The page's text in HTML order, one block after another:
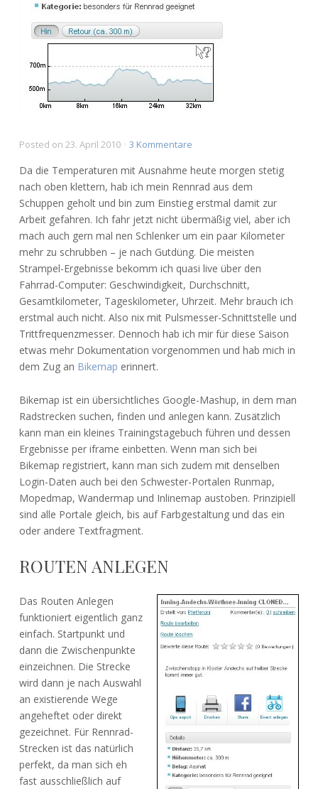
Posted on 23. April 2010 3 Kommentarezu
Bikemap
als
Tourplaner
Da die Temperaturen mit Ausnahme heute morgen stetig
nach oben klettern, hab ich mein Rennrad aus dem
Schuppen geholt und bin zum Einstieg erstmal damit zur
Arbeit gefahren. Ich fahr jetzt nicht übermäßig viel, aber ich
mach auch gern mal nen Schlenker um ein paar Kilometer
mehr zu schrubben – je nach Gutdüng. Die meisten
Strampel-Ergebnisse bekomm ich quasi live über den
Fahrrad-Computer: Geschwindigkeit, Durchschnitt,
Gesamtkilometer, Tageskilometer, Uhrzeit. Mehr brauch ich
erstmal auch nicht. Also nix mit Pulsmesser-Schnittstelle und
Trittfrequenzmesser. Dennoch hab ich mir für diese Saison
etwas mehr Dokumentation vorgenommen und hab mich in
dem Zug an Bikemap erinnert.
Bikemap ist ein übersichtliches Google-Mashup, in dem man
Radstrecken suchen, finden und anlegen kann. Zusätzlich
kann man ein kleines Trainingstagebuch führen und dessen
Ergebnisse per iframe einbetten. Wenn man sich bei
Bikemap registriert, kann man sich zudem mit denselben
Login-Daten auch bei den Schwester-Portalen Runmap,
Mopedmap, Wandermap und Inlinemap austoben. Prinzipiell
sind alle Portale gleich, bis auf Farbgestaltung und das ein
oder andere Textfragment.
ROUTEN ANLEGEN
Das Routen Anlegen
funktioniert eigentlich ganz
einfach. Startpunkt und
dann die Zwischenpunkte
einzeichnen. Die Strecke
wird dann je nach Auswahl
an existierende Wege
angeheftet oder direkt
gezeichnet. Für Rennrad-
Strecken ist das natürlich
perfekt, da man sich eh
fast ausschließlich auf